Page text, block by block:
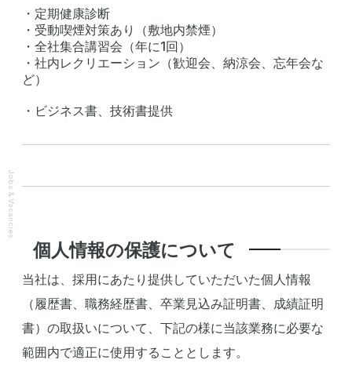
Jobs & Vacancies
・定期健康診断
・受動喫煙対策あり（敷地内禁煙）
・全社集合講習会（年に1回）
・社内レクリエーション（歓迎会、納涼会、忘年会な
ど）
・ビジネス書、技術書提供
個人情報の保護について
当社は、採用にあたり提供していただいた個人情報
（履歴書、職務経歴書、卒業見込み証明書、成績証明
書）の取扱いについて、下記の様に当該業務に必要な
範囲内で適正に使用することとします。